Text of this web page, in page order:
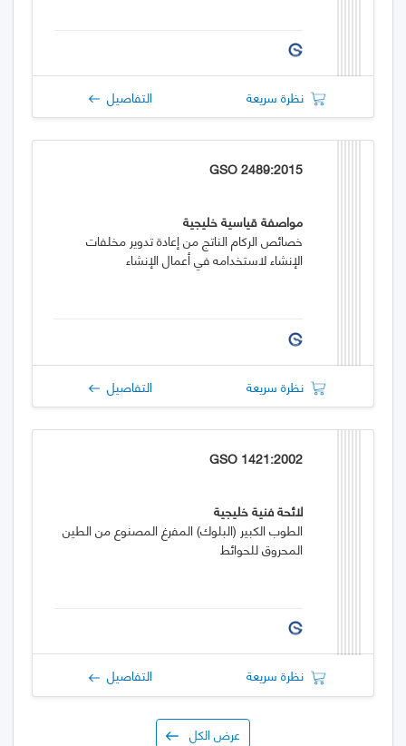
نظرة سريعة التفاصيل
GSO 2489:2015
مواصفة قياسية خليجية
خصائص الركام الناتج من إعادة تدوير مخلفات
الإنشاء لاستخدامه في أعمال الإنشاء
نظرة سريعة التفاصيل
GSO 1421:2002
لائحة فنية خليجية
الطوب الكبير (البلوك) المفرغ المصنوع من الطين
المحروق للحوائط
نظرة سريعة التفاصيل
عرض الكل